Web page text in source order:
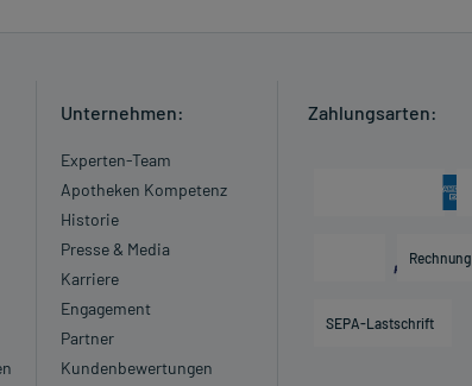
der Packungsbeilage abweichen. Da der Arzt sie
verstopft sind.
Unternehmen:
Experten-Team
Apotheken Kompetenz
Historie
Presse & Media
Karriere
Engagement
Partner
Kundenbewertungen
Zahlungsarten:
Rechnung
SEPA-Lastschrift